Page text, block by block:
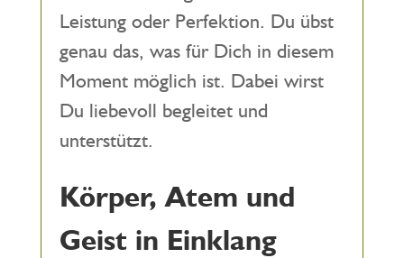
Leistung oder Perfektion. Du übst
genau das, was für Dich in diesem
Moment möglich ist. Dabei wirst
Du liebevoll begleitet und
unterstützt.
Körper, Atem und
Geist in Einklang